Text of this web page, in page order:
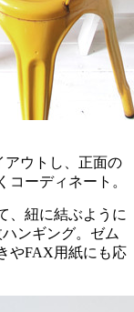
アウトし、正面の
ーディネート。
、紐に結ぶように
ンギング。ゼム
やFAX用紙にも応